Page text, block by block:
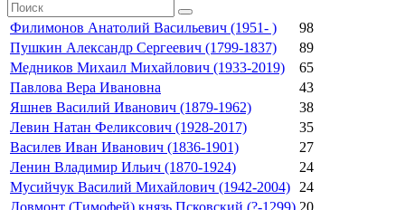
Филимонов Анатолий Васильевич (1951- )
98
Пушкин Александр Сергеевич (1799-1837)
89
Медников Михаил Михайлович (1933-2019)
65
Павлова Вера Ивановна
43
Яшнев Василий Иванович (1879-1962)
38
Левин Натан Феликсович (1928-2017)
35
Василев Иван Иванович (1836-1901)
27
Ленин Владимир Ильич (1870-1924)
24
Мусийчук Василий Михайлович (1942-2004)
24
Довмонт (Тимофей) князь Псковский (?-1299) 20